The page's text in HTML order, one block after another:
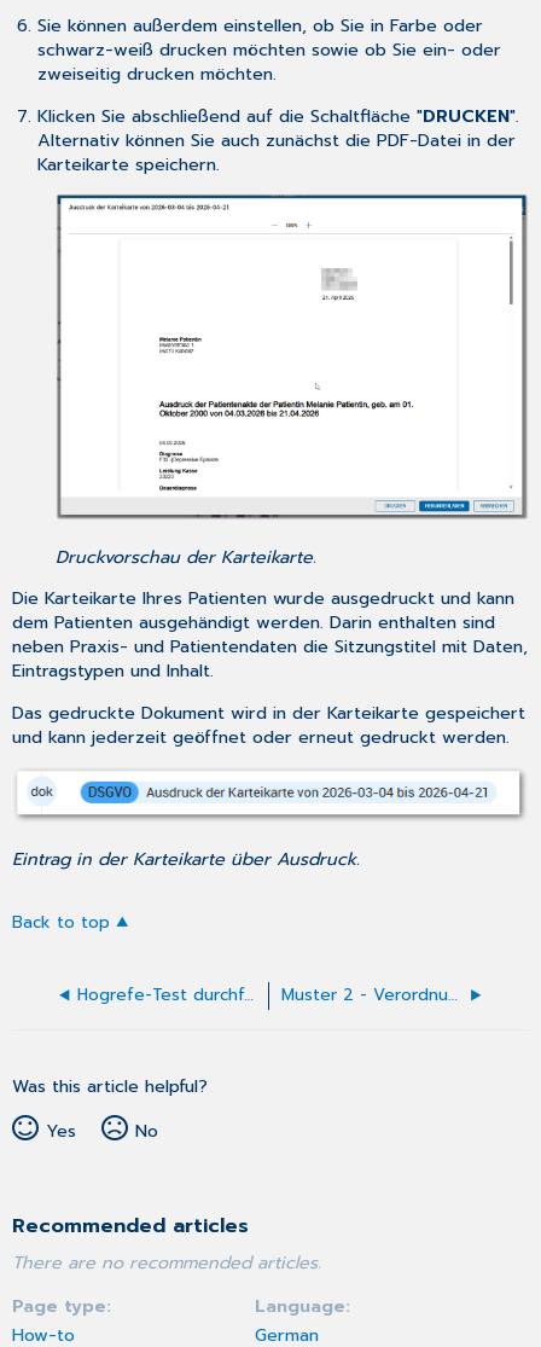
Sie können außerdem einstellen, ob Sie in Farbe oder
schwarz-weiß drucken möchten sowie ob Sie ein- oder
zweiseitig drucken möchten.
Klicken Sie abschließend auf die Schaltfläche "DRUCKEN".
Alternativ können Sie auch zunächst die PDF-Datei in der
Karteikarte speichern.
Druckvorschau der Karteikarte.
Die Karteikarte Ihres Patienten wurde ausgedruckt und kann
dem Patienten ausgehändigt werden. Darin enthalten sind
neben Praxis- und Patientendaten die Sitzungstitel mit Daten,
Eintragstypen und Inhalt.
Das gedruckte Dokument wird in der Karteikarte gespeichert
und kann jederzeit geöffnet oder erneut gedruckt werden.
Eintrag in der Karteikarte über Ausdruck.
Back to top
Hogrefe-Test durchführen Muster 2 - Verordnung von Krankenhausbehandlung
Was this article helpful?
Yes
No
Recommended articles
There are no recommended articles.
Page type
How-to
Language
German